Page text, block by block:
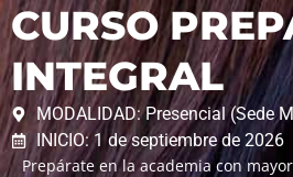
CURSO
INTEGRAL
MODALIDAD: Presencial (Sede
INICIO: 1 de septiembre de 2026
Prepárate en la academia con